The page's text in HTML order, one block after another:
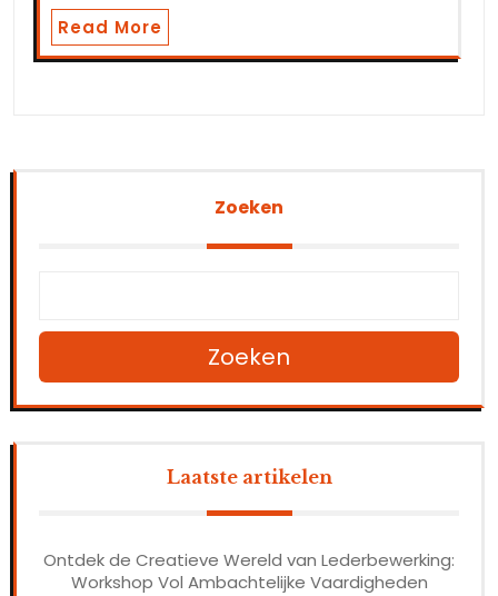
Read More
Zoeken
Zoeken
Laatste artikelen
Ontdek de Creatieve Wereld van Lederbewerking:
Workshop Vol Ambachtelijke Vaardigheden